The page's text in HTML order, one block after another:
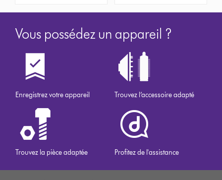
Vous possédez un appareil ?
Enregistrez votre appareil Trouvez l’accessoire adapté
Trouvez la pièce adaptée Profitez de l'assistance